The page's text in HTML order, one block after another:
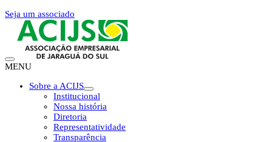
Seja um associado
MENU
Sobre a ACIJS
Institucional
Nossa história
Diretoria
Representatividade
Transparência